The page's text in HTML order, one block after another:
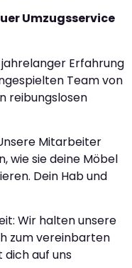
Umzugsservice
Erfahrung
Team von
reibungslosen
Mitarbeiter
wie sie deine Möbel
Dein Hab und
Wir halten unsere
zum vereinbarten
dich auf uns